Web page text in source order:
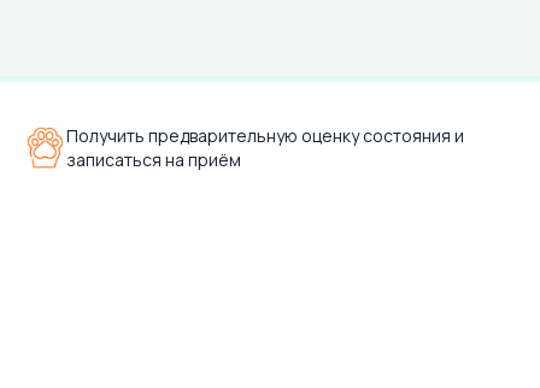
Получить предварительную оценку состояния и
записаться на приём